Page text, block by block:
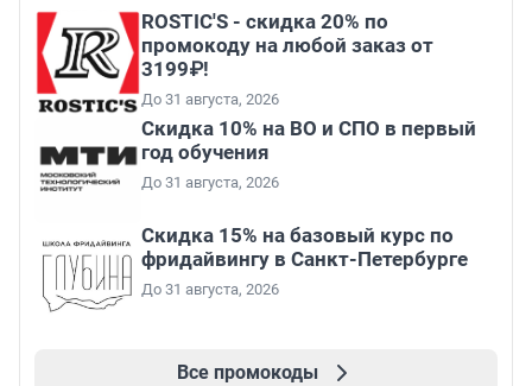
ROSTIC'S - скидка 20% по
промокоду на любой заказ от
3199₽!
До 31 августа, 2026
Скидка 10% на ВО и СПО в первый
год обучения
До 31 августа, 2026
Скидка 15% на базовый курс по
фридайвингу в Санкт-Петербурге
До 31 августа, 2026
Все промокоды